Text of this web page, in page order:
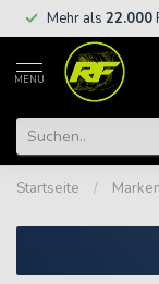
Mehr als 22.000
MENU
Startseite / Marken